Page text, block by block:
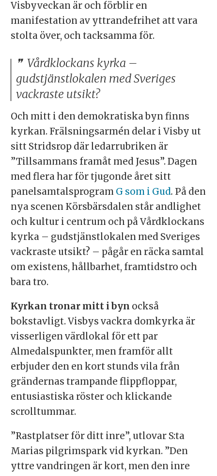
Visbyveckan är och förblir en
manifestation av yttrandefrihet att vara
stolta över, och tacksamma för.
Vårdklockans kyrka –
gudstjänstlokalen med Sveriges
vackraste utsikt?
Och mitt i den demokratiska byn finns
kyrkan. Frälsningsarmén delar i Visby ut
sitt Stridsrop där ledarrubriken är
”Tillsammans framåt med Jesus”. Dagen
med flera har för tjugonde året sitt
panelsamtalsprogram G som i Gud. På den
nya scenen Körsbärsdalen står andlighet
och kultur i centrum och på Vårdklockans
kyrka – gudstjänstlokalen med Sveriges
vackraste utsikt? – pågår en räcka samtal
om existens, hållbarhet, framtidstro och
bara tro.
Kyrkan tronar mitt i byn också
bokstavligt. Visbys vackra domkyrka är
visserligen värdlokal för ett par
Almedalspunkter, men framför allt
erbjuder den en kort stunds vila från
grändernas trampande flippfloppar,
entusiastiska röster och klickande
scrolltummar.
”Rastplatser för ditt inre”, utlovar S:ta
Marias pilgrimspark vid kyrkan. ”Den
yttre vandringen är kort, men den inre